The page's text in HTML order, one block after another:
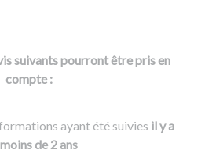
suivants pourront être pris en
compte :
ayant été suivies il y a
moins de 2 ans